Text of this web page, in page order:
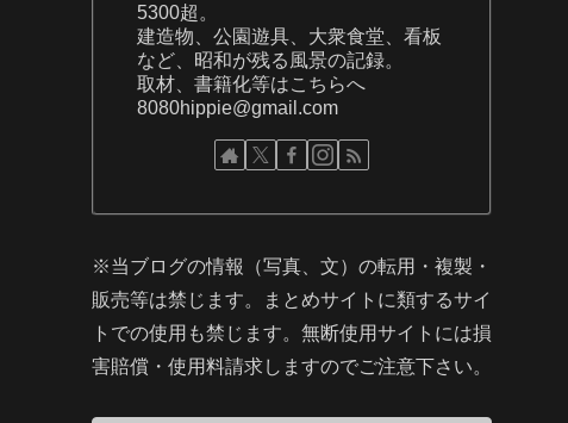
5300超。
建造物、公園遊具、大衆食堂、看板
など、昭和が残る風景の記録。
取材、書籍化等はこちらへ
8080hippie@gmail.com
※当ブログの情報（写真、文）の転用・複製・
販売等は禁じます。まとめサイトに類するサイ
トでの使用も禁じます。無断使用サイトには損
害賠償・使用料請求しますのでご注意下さい。